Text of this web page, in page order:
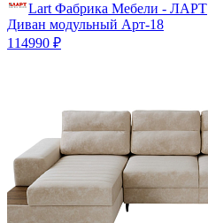
Lart Фабрика Мебели - ЛАРТ
Диван модульный Арт-18
114990 ₽